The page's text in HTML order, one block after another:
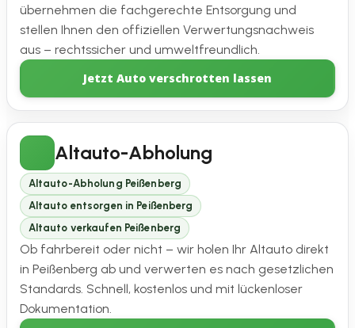
übernehmen die fachgerechte Entsorgung und
stellen Ihnen den offiziellen Verwertungsnachweis
aus – rechtssicher und umweltfreundlich.
Jetzt Auto verschrotten lassen
Altauto-Abholung
Altauto-Abholung Peißenberg
Altauto entsorgen in Peißenberg
Altauto verkaufen Peißenberg
Ob fahrbereit oder nicht – wir holen Ihr Altauto direkt
in Peißenberg ab und verwerten es nach gesetzlichen
Standards. Schnell, kostenlos und mit lückenloser
Dokumentation.